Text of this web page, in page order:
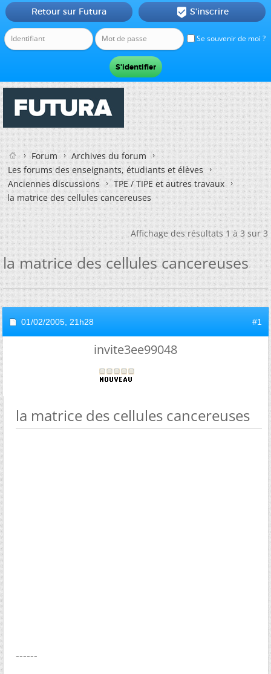
Se souvenir de moi ?
Retour sur Futura  S'inscrire
Forum
Archives du forum
Les forums des enseignants, étudiants et élèves
Anciennes discussions
TPE / TIPE et autres travaux
la matrice des cellules cancereuses
Affichage des résultats 1 à 3 sur 3
la matrice des cellules cancereuses
01/02/2005, 21h28 #1
invite3ee99048
la matrice des cellules cancereuses
------